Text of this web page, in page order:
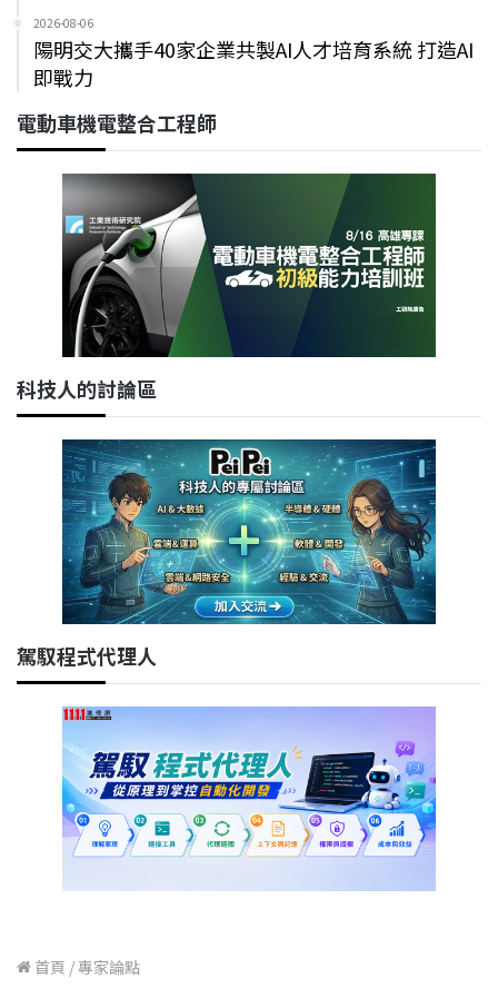
2026-08-06
陽明交大攜手40家企業共製AI人才培育系統 打造AI
即戰力
電動車機電整合工程師
科技人的討論區
駕馭程式代理人